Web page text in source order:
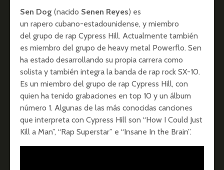
Sen Dog (nacido Senen Reyes) es
un rapero cubano-estadounidense, y miembro
del grupo de rap Cypress Hill. Actualmente también
es miembro del grupo de heavy metal Powerflo. Sen
ha estado desarrollando su propia carrera como
solista y también integra la banda de rap rock SX-10.
Es un miembro del grupo de rap Cypress Hill, con
quien ha tenido grabaciones en top 10 y un álbum
número 1. Algunas de las más conocidas canciones
que interpreta con Cypress Hill son “How I Could Just
Kill a Man”, “Rap Superstar” e “Insane In the Brain”.